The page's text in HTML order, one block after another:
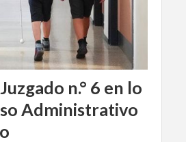
n.° 6 en lo
Administrativo